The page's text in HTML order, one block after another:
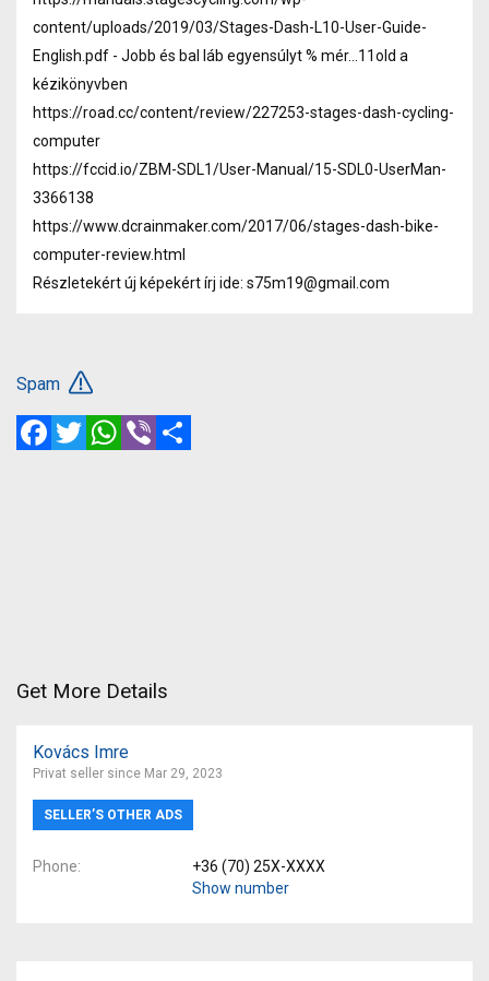
content/uploads/2019/03/Stages-Dash-L10-User-Guide-
English.pdf - Jobb és bal láb egyensúlyt % mér...11old a
kézikönyvben
https://road.cc/content/review/227253-stages-dash-cycling-
computer
https://fccid.io/ZBM-SDL1/User-Manual/15-SDL0-UserMan-
3366138
https://www.dcrainmaker.com/2017/06/stages-dash-bike-
computer-review.html
Részletekért új képekért írj ide: s75m19@gmail.com
Spam
FacebookTwitterWhatsApp
Viber
Get More Details
Kovács Imre
Privat seller since Mar 29, 2023
SELLER’S OTHER ADS
Phone
+36 (70) 25X-XXXX
Show number